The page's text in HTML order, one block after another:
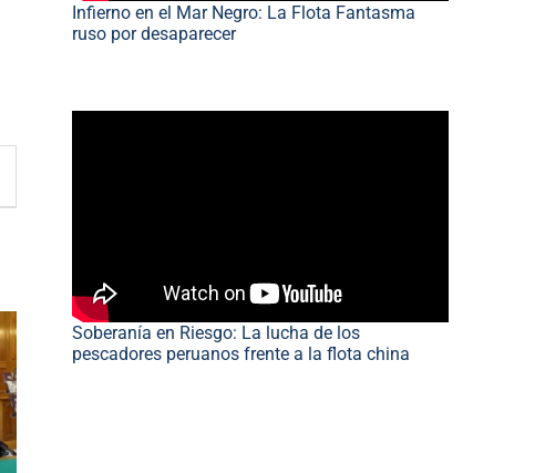
Infierno en el Mar Negro: La Flota Fantasma
ruso por desaparecer
Soberanía en Riesgo: La lucha de los
pescadores peruanos frente a la flota china